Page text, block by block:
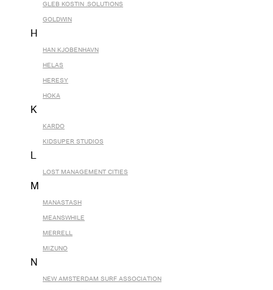
GLEB KOSTIN .SOLUTIONS
GOLDWIN
H
HAN KJOBENHAVN
HELAS
HERESY
HOKA
K
KARDO
KIDSUPER STUDIOS
L
LOST MANAGEMENT CITIES
M
MANASTASH
MEANSWHILE
MERRELL
MIZUNO
N
NEW AMSTERDAM SURF ASSOCIATION